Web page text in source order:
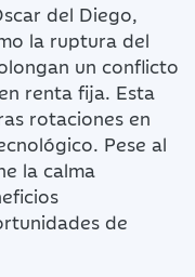
del Diego,
la ruptura del
un conflicto
renta fija. Esta
rotaciones en
Pese al
la calma
de